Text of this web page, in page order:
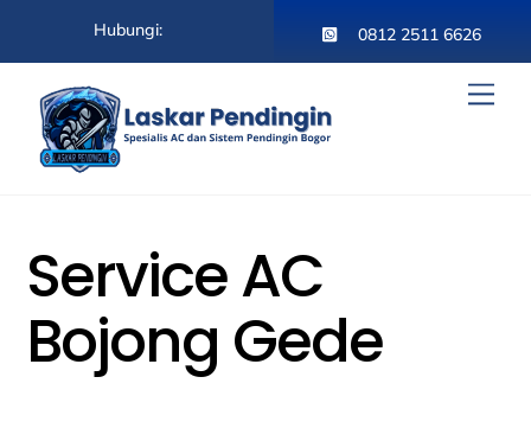
content
Hubungi: 0812 2511 6626
Service AC
Bojong Gede